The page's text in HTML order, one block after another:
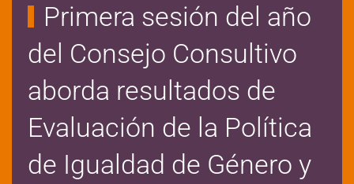
Primera sesión del año
del Consejo Consultivo
aborda resultados de
Evaluación de la Política
de Igualdad de Género y